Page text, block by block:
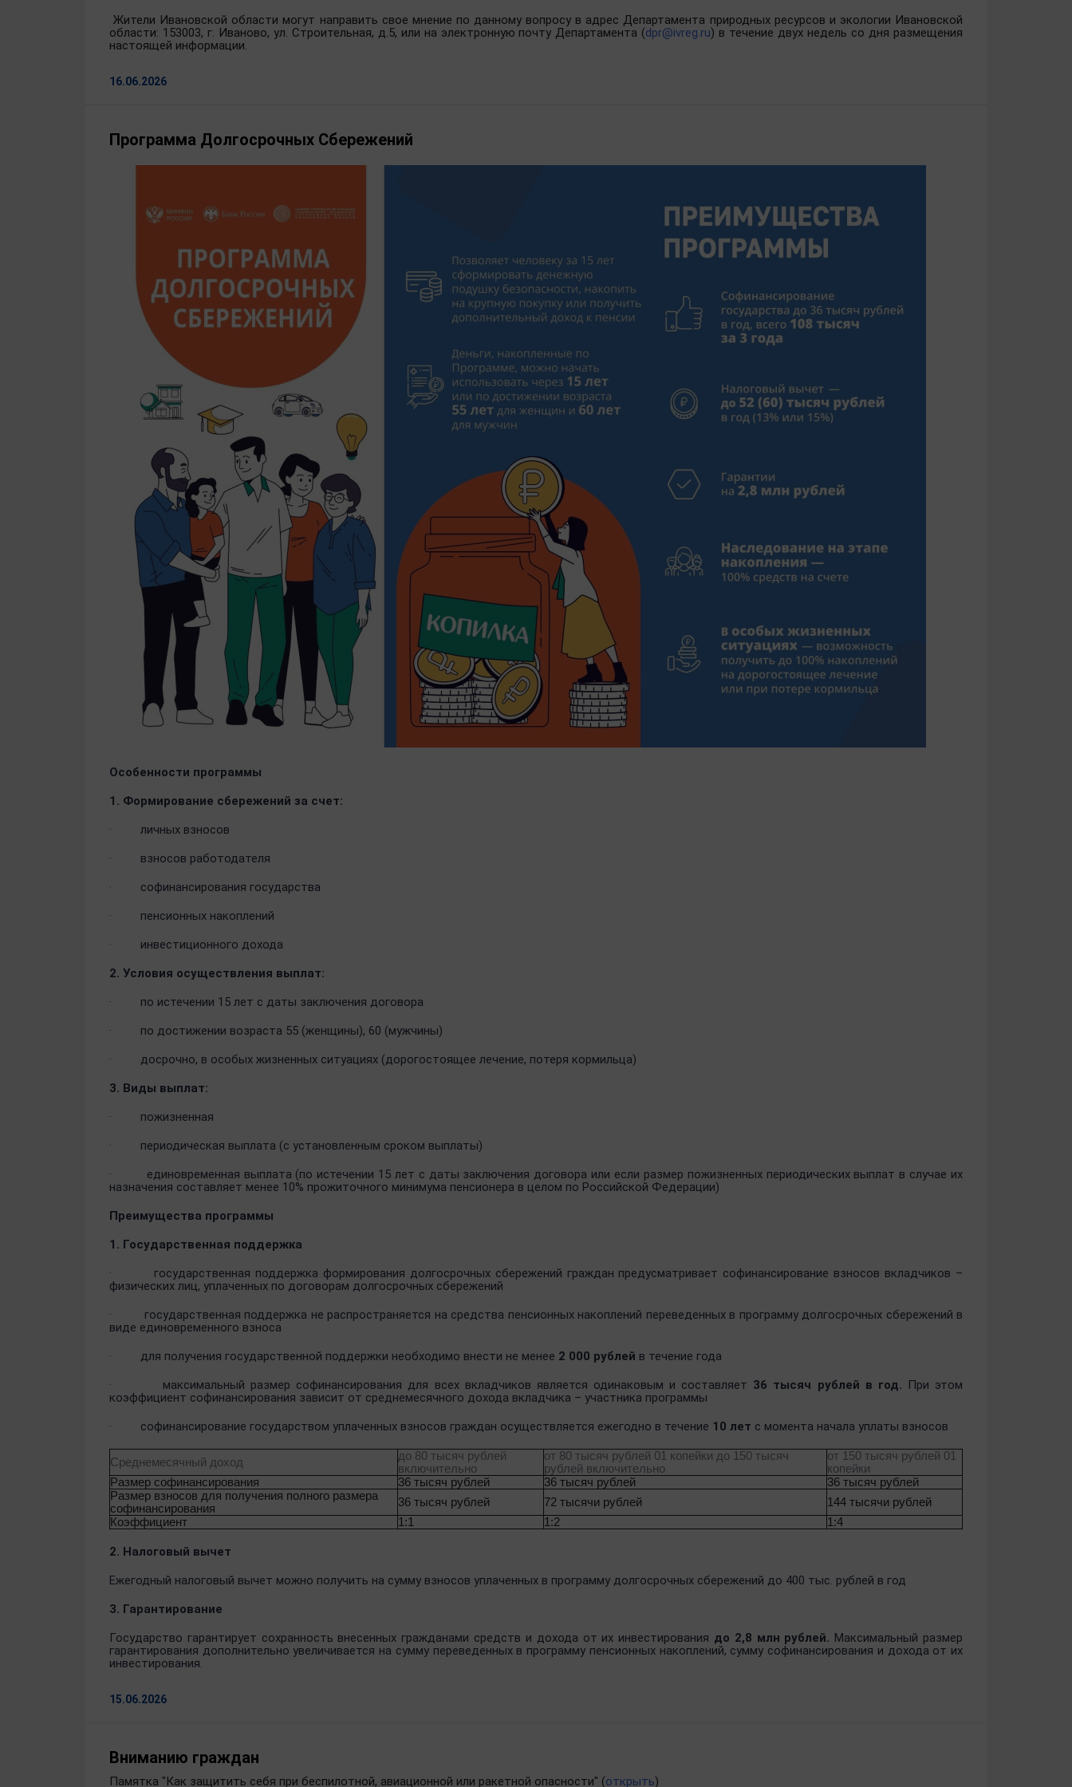
Жители Ивановской области могут направить свое мнение по данному вопросу в адрес Департамента природных ресурсов и экологии Ивановской
области: 153003, г. Иваново, ул. Строительная, д.5, или на электронную почту Департамента (dpr@ivreg.ru) в течение двух недель со дня размещения
настоящей информации.
16.06.2026
Программа Долгосрочных Сбережений
Особенности программы
1. Формирование сбережений за счет:
· личных взносов
· взносов работодателя
· софинансирования государства
· пенсионных накоплений
· инвестиционного дохода
2. Условия осуществления выплат:
· по истечении 15 лет с даты заключения договора
· по достижении возраста 55 (женщины), 60 (мужчины)
· досрочно, в особых жизненных ситуациях (дорогостоящее лечение, потеря кормильца)
3. Виды выплат:
· пожизненная
· периодическая выплата (с установленным сроком выплаты)
· единовременная выплата (по истечении 15 лет с даты заключения договора или если размер пожизненных периодических выплат в случае их
назначения составляет менее 10% прожиточного минимума пенсионера в целом по Российской Федерации)
Преимущества программы
1. Государственная поддержка
· государственная поддержка формирования долгосрочных сбережений граждан предусматривает софинансирование взносов вкладчиков –
физических лиц, уплаченных по договорам долгосрочных сбережений
· государственная поддержка не распространяется на средства пенсионных накоплений переведенных в программу долгосрочных сбережений в
виде единовременного взноса
· для получения государственной поддержки необходимо внести не менее 2 000 рублей в течение года
· максимальный размер софинансирования для всех вкладчиков является одинаковым и составляет 36 тысяч рублей в год. При этом
коэффициент софинансирования зависит от среднемесячного дохода вкладчика – участника программы
· cофинансирование государством уплаченных взносов граждан осуществляется ежегодно в течение 10 лет с момента начала уплаты взносов
Среднемесячный доход
до 80 тысяч рублей
включительно
от 80 тысяч рублей 01 копейки до 150 тысяч
рублей включительно
от 150 тысяч рублей 01
копейки
Размер софинансирования
36 тысяч рублей 36 тысяч рублей
36 тысяч рублей
Размер взносов для получения полного размера
софинансирования
36 тысяч рублей 72 тысячи рублей
144 тысячи рублей
Коэффициент
1:1 1:2 1:4
2. Налоговый вычет
Ежегодный налоговый вычет можно получить на сумму взносов уплаченных в программу долгосрочных сбережений до 400 тыс. рублей в год
3. Гарантирование
Государство гарантирует сохранность внесенных гражданами средств и дохода от их инвестирования до 2,8 млн рублей. Максимальный размер
гарантирования дополнительно увеличивается на сумму переведенных в программу пенсионных накоплений, сумму софинансирования и дохода от их
инвестирования.
15.06.2026
Вниманию граждан
Памятка "Как защитить себя при беспилотной, авиационной или ракетной опасности" (открыть)